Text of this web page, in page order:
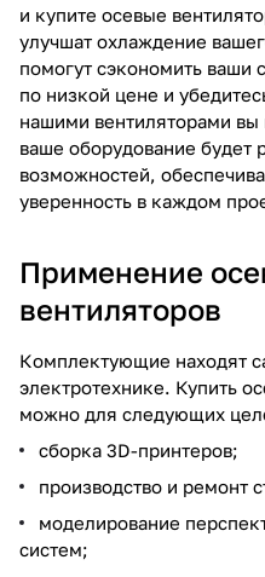
и купите осевые
улучшат охлаждение
помогут сэкономить ваши
по низкой цене и
нашими вентиляторами
ваше оборудование будет
возможностей,
уверенность в каждом
Применение
вентиляторов
Комплектующие находят
электротехнике. Купить
можно для следующих
сборка 3D-принтеров;
производство и ремонт
моделирование
систем;